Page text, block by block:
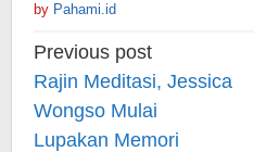
by Pahami.id
Post
navigation
Previous post
Rajin Meditasi, Jessica
Wongso Mulai
Lupakan Memori